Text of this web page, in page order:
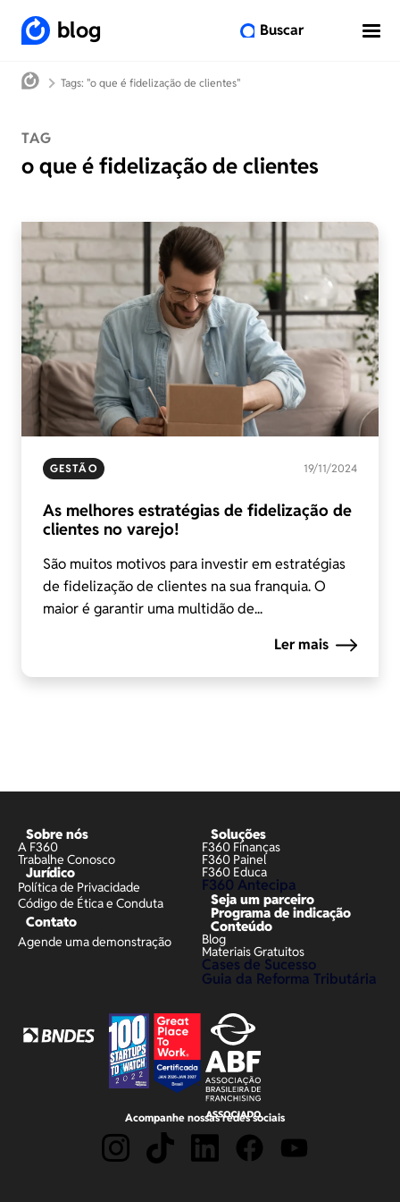
blog Buscar
Tags: "o que é fidelização de clientes"
TAG
o que é fidelização de clientes
GESTÃO 19/11/2024
As melhores estratégias de fidelização de
clientes no varejo!
São muitos motivos para investir em estratégias
de fidelização de clientes na sua franquia. O
maior é garantir uma multidão de...
Ler mais
Sobre nós
A F360
Trabalhe Conosco
Jurídico
Política de Privacidade
Código de Ética e Conduta
Contato
Agende uma demonstração
Soluções
F360 Finanças
F360 Painel
F360 Educa
F360 Antecipa
Seja um parceiro
Programa de indicação
Conteúdo
Blog
Materiais Gratuitos
Cases de Sucesso
Guia da Reforma Tributária
Acompanhe nossas redes sociais